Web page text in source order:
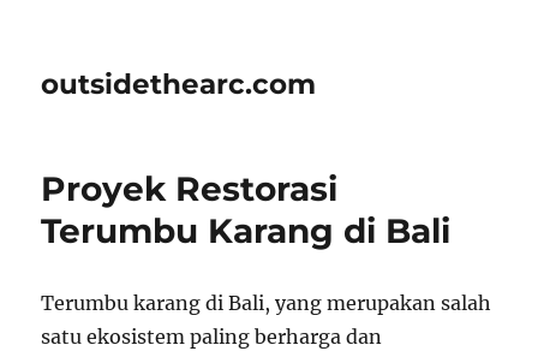
outsidethearc.com
Proyek Restorasi
Terumbu Karang di Bali
Terumbu karang di Bali, yang merupakan salah
satu ekosistem paling berharga dan